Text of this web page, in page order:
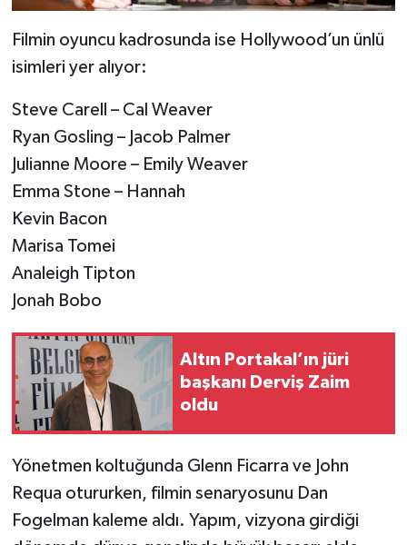
Filmin oyuncu kadrosunda ise Hollywood’un ünlü
isimleri yer alıyor:
Steve Carell – Cal Weaver
Ryan Gosling – Jacob Palmer
Julianne Moore – Emily Weaver
Emma Stone – Hannah
Kevin Bacon
Marisa Tomei
Analeigh Tipton
Jonah Bobo
Altın Portakal’ın jüri
başkanı Derviş Zaim
oldu
Yönetmen koltuğunda Glenn Ficarra ve John
Requa otururken, filmin senaryosunu Dan
Fogelman kaleme aldı. Yapım, vizyona girdiği